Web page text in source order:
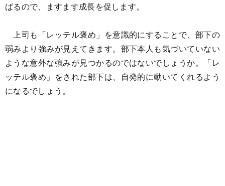
ばるので、ますます成長を促します。
上司も「レッテル褒め」を意識的にすることで、部下の
弱みより強みが見えてきます。部下本人も気づいていない
ような意外な強みが見つかるのではないでしょうか。「レ
ッテル褒め」をされた部下は、自発的に動いてくれるよう
になるでしょう。